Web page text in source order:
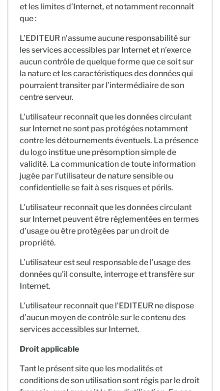
et les limites d’Internet, et notamment reconnaît
que :
L’EDITEUR n’assume aucune responsabilité sur
les services accessibles par Internet et n’exerce
aucun contrôle de quelque forme que ce soit sur
la nature et les caractéristiques des données qui
pourraient transiter par l’intermédiaire de son
centre serveur.
L’utilisateur reconnaît que les données circulant
sur Internet ne sont pas protégées notamment
contre les détournements éventuels. La présence
du logo institue une présomption simple de
validité. La communication de toute information
jugée par l’utilisateur de nature sensible ou
confidentielle se fait à ses risques et périls.
L’utilisateur reconnaît que les données circulant
sur Internet peuvent être réglementées en termes
d’usage ou être protégées par un droit de
propriété.
L’utilisateur est seul responsable de l’usage des
données qu’il consulte, interroge et transfère sur
Internet.
L’utilisateur reconnaît que l’EDITEUR ne dispose
d’aucun moyen de contrôle sur le contenu des
services accessibles sur Internet.
Droit applicable
Tant le présent site que les modalités et
conditions de son utilisation sont régis par le droit